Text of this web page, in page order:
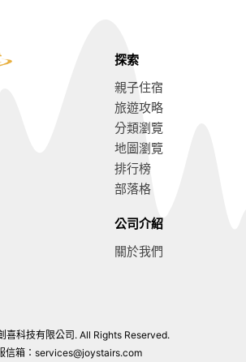
前往訂房
探索
親子住宿
旅遊攻略
分類瀏覽
地圖瀏覽
排行榜
部落格
公司介紹
關於我們
喜科技有限公司. All Rights Reserved.
信箱： services@joystairs.com